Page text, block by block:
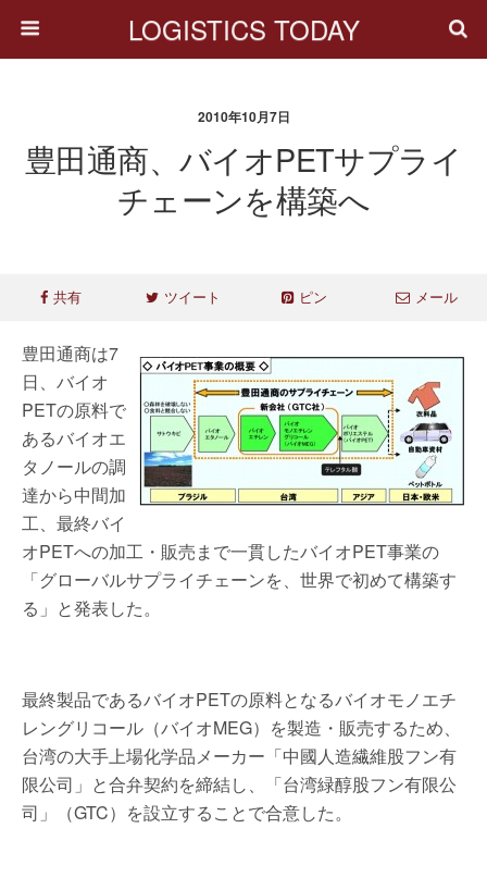
LOGISTICS TODAY
2010年10月7日
豊田通商、バイオPETサプライ
チェーンを構築へ
共有 ツイート ピン メール
豊田通商は7
日、バイオ
PETの原料で
あるバイオエ
タノールの調
達から中間加
工、最終バイ
オPETへの加工・販売まで一貫したバイオPET事業の
「グローバルサプライチェーンを、世界で初めて構築す
る」と発表した。
最終製品であるバイオPETの原料となるバイオモノエチ
レングリコール（バイオMEG）を製造・販売するため、
台湾の大手上場化学品メーカー「中國人造繊維股フン有
限公司」と合弁契約を締結し、「台湾緑醇股フン有限公
司」（GTC）を設立することで合意した。